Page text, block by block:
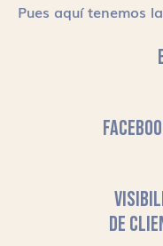
Pues aquí tenemos
DE